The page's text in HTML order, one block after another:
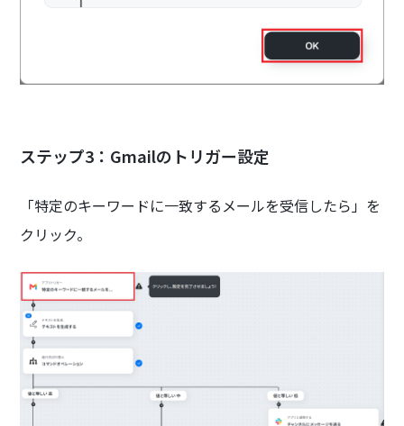
ステップ3：Gmailのトリガー設定
「特定のキーワードに一致するメールを受信したら」を
クリック。